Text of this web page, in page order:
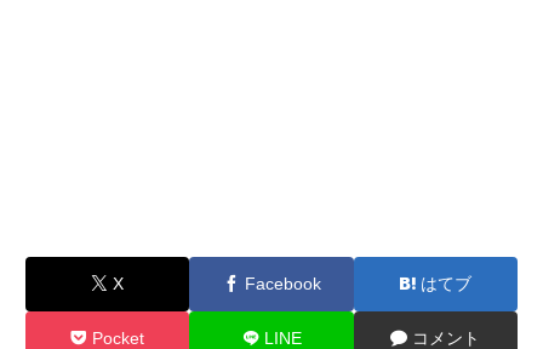
X Facebook はてブ
Pocket LINE コメント